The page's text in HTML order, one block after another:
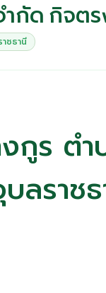
กัด กิจต
ชธานี
ร ตำ
ลรา